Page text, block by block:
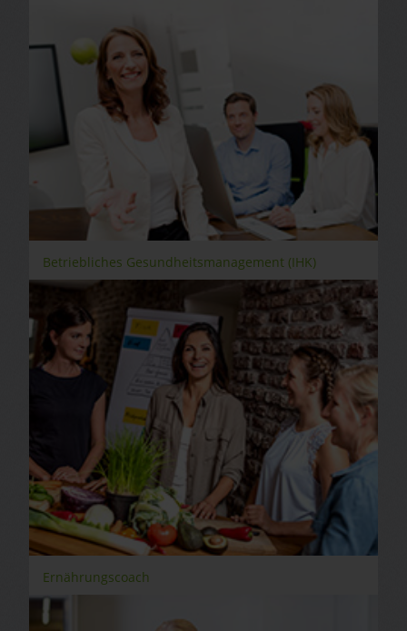
Betriebliches Gesundheitsmanagement (IHK)
Ernährungscoach